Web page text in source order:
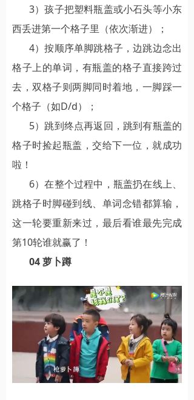
3）孩子把塑料瓶盖或小石头等小东
西丢进第一个格子里（依次渐进）；
4）按顺序单脚跳格子，边跳边念出
格子上的单词，有瓶盖的格子直接跨过
去，双格子则两脚同时着地，一脚踩一
个格子（如D/d）；
5）跳到终点再返回，跳到有瓶盖的
格子时捡起瓶盖，交给下一位，就成功
啦！
6）在整个过程中，瓶盖扔在线上、
跳格子时脚碰到线、单词念错都算输，
这一轮要重新来过，最后看谁最先完成
第10轮谁就赢了！
04 萝卜蹲